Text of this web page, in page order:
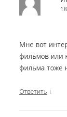
Мне вот
фильмов или
фильма тоже
Ответить ↓